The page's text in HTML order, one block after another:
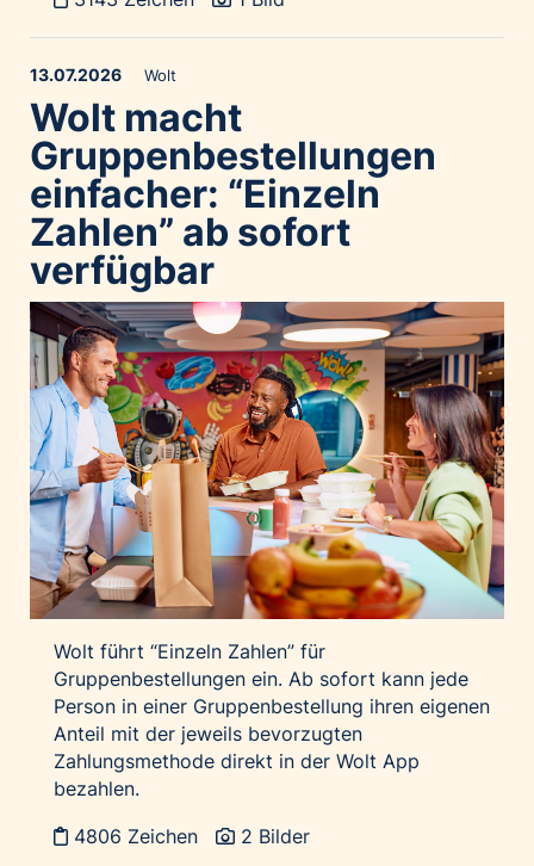
Microsoft
Muse Electronics
Neuroth
öbv – Österreichischer Bundesverlag
Ökopharm
Palfinger AG
Polestar
REXEL Austria
Starbucks
Superbrands Austria
Tante Fanny
Vollpension
win2day
Wolt
woom bikes
Kontakt
13.07.2026 Wolt
Wolt macht
Gruppenbestellungen
einfacher: “Einzeln
Zahlen” ab sofort
verfügbar
Wolt führt “Einzeln Zahlen” für
Gruppenbestellungen ein. Ab sofort kann jede
Person in einer Gruppenbestellung ihren eigenen
Anteil mit der jeweils bevorzugten
Zahlungsmethode direkt in der Wolt App
bezahlen.
4806 Zeichen
2 Bilder